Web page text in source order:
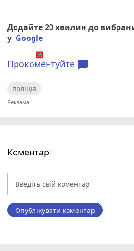
Додайте 20 хвилин до
у Google
Прокоментуйте chat_bubble
поліція
Коментарі
Опублікувати коментар